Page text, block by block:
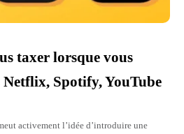
taxer lorsque vous
Netflix, Spotify, YouTube
activement l’idée d’introduire une